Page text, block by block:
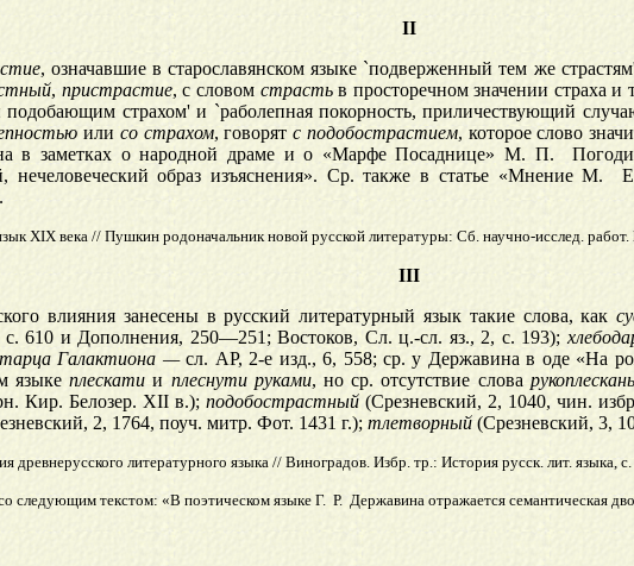
II
, означавшие в старославянском языке `подверженный тем же
, пристрастие, с словом страстьв просторечном значении страха и
подобающим страхом' и `раболепная покорность, приличествующий
или со страхом, говорятс подобострастием, которое слово
заметках о народной драме и о «Марфе Посаднице» М. П.
нечеловеческий образ изъяснения». Ср. также в статье «Мнение
XIX века // Пушкин родоначальник новой русской литературы: Сб. научно-исслед.
III
влияния занесены в русский литературный язык такие слова, как
610 и Дополнения, 250—251; Востоков, Сл. ц.-сл. яз., 2, с. 193);
Галактиона —сл. АР, 2-е изд., 6, 558; ср. у Державина в оде «На
языкеплескати и плеснути руками, но ср. отсутствие слова
Кир. Белозер. XII в.); подобострастный (Срезневский, 2, 1040, чин.
2, 1764, поуч. митр. Фот. 1431 г.); тлетворный (Срезневский, 3,
древнерусского литературного языка // Виноградов. Избр. тр.: История русск. лит. языка,
следующим текстом: «В поэтическом языке Г. Р. Державина отражается семантическая